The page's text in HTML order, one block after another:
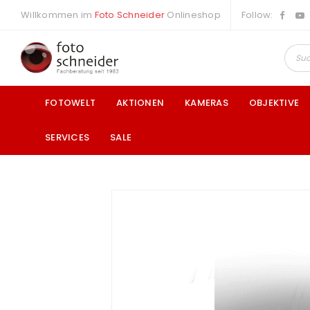
Willkommen im Foto Schneider Onlineshop Follow:
FOTOWELT AKTIONEN KAMERAS OBJEKTIVE
SERVICES SALE